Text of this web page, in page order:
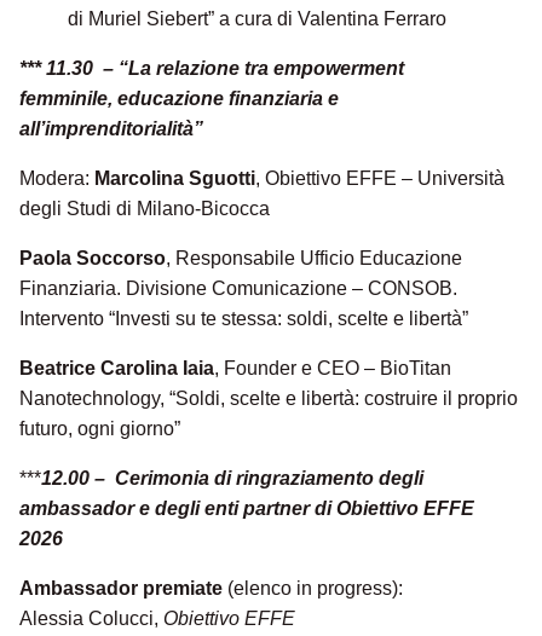
di Muriel Siebert” a cura di Valentina Ferraro
*** 11.30 – “La relazione tra empowerment
femminile, educazione finanziaria e
all’imprenditorialità”
Modera: Marcolina Sguotti, Obiettivo EFFE – Università
degli Studi di Milano-Bicocca
Paola Soccorso, Responsabile Ufficio Educazione
Finanziaria. Divisione Comunicazione – CONSOB.
Intervento “Investi su te stessa: soldi, scelte e libertà”
Beatrice Carolina Iaia, Founder e CEO – BioTitan
Nanotechnology, “Soldi, scelte e libertà: costruire il proprio
futuro, ogni giorno”
***12.00 – Cerimonia di ringraziamento degli
ambassador e degli enti partner di Obiettivo EFFE
2026
Ambassador premiate (elenco in progress):
Alessia Colucci, Obiettivo EFFE